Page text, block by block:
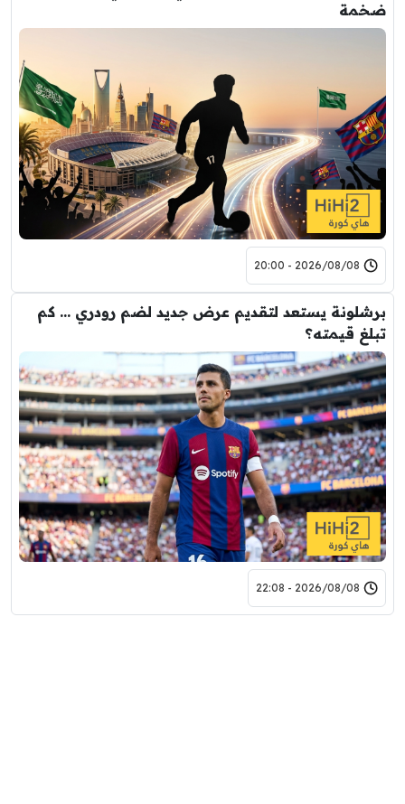
ضخمة
2026/08/08 - 20:00
برشلونة يستعد لتقديم عرض جديد لضم رودري … كم
تبلغ قيمته؟
2026/08/08 - 22:08